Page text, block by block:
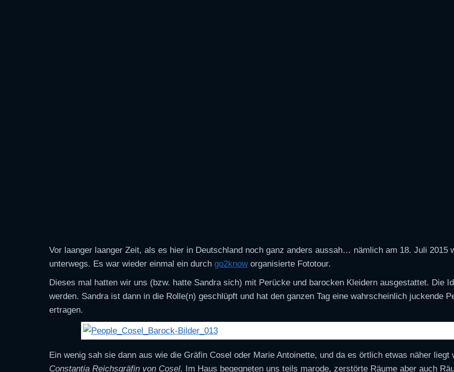
Vor laanger laanger Zeit, als es hier in Deutschland noch ganz anders aussah… nämlich am 18. Juli 2015
unterwegs. Es war wieder einmal ein durch go2knoworganisierte Fototour.
Dieses mal hatten wir uns (bzw. hatte Sandra sich) mit Perücke und barocken Kleidern ausgestattet. Die
werden. Sandra ist dann in die Rolle(n) geschlüpft und hat den ganzen Tag eine wahrscheinlich juckende
ertragen.
Ein wenig sah sie dann aus wie die Gräfin Cosel oder Marie Antoinette, und da es örtlich etwas näher
Constantia Reichsgräfin von Cosel. Im Haus begegneten uns teils marode, zerstörte Räume aber auch